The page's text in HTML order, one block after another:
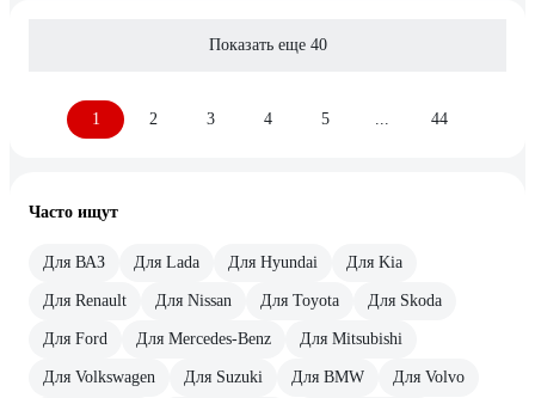
Показать еще 40
1 2 3 4 5 44
Часто ищут
Для ВАЗ Для Lada Для Hyundai Для Kia
Для Renault Для Nissan Для Toyota Для Skoda
Для Ford Для Mercedes-Benz Для Mitsubishi
Для Volkswagen Для Suzuki Для BMW Для Volvo